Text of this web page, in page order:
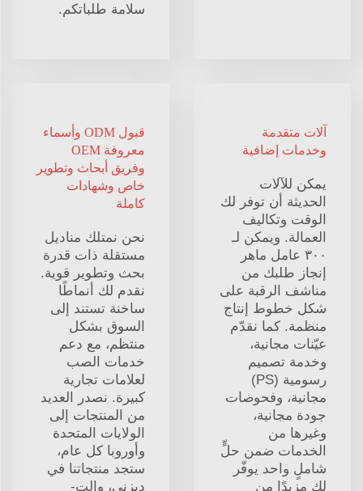
سلامة طلباتكم.
آلات متقدمة
وخدمات إضافية
يمكن للآلات
الحديثة أن توفر لك
الوقت وتكاليف
العمالة. ويمكن لـ
٣٠٠ عامل ماهر
إنجاز طلبك من
مناشف الرقبة على
شكل خطوط إنتاج
منظمة. كما نقدّم
عيّنات مجانية،
وخدمة تصميم
رسومية (PS)
مجانية، وفحوصات
جودة مجانية،
وغيرها من
الخدمات ضمن حلٍّ
شاملٍ واحد يوفّر
لك مزيدًا من
قبول ODM وأسماء
معروفة OEM
وفريق أبحاث وتطوير
خاص وشهادات
كاملة
نحن نمتلك مناديل
مستقلة ذات قدرة
بحث وتطوير قوية.
نقدم لك أنماطًا
ساخنة تستند إلى
السوق بشكل
منتظم، مع دعم
خدمات الصب
لعلامات تجارية
كبيرة. نصدر العديد
من المنتجات إلى
الولايات المتحدة
وأوروبا كل عام،
ستجد منتجاتنا في
ديزني، والت-